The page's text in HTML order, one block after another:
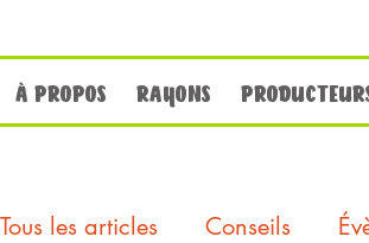
À PROPOS RAYONS
Tous les articles Conseils